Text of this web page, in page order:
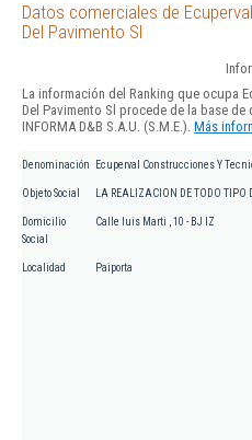
Datos comerciales de
Del Pavimento Sl
La información del Ranking que ocupa
Del Pavimento Sl procede de la base
INFORMA D&B S.A.U. (S.M.E.). Más
Denominación Ecuperval Construcciones Y
Objeto Social LA REALIZACION DE TODO TIPO
Domicilio
Social
Calle luis Marti , 10 - BJ IZ
Localidad Paiporta